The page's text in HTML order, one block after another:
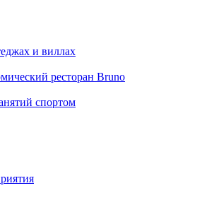
и виллах
ресторан Bruno
спортом